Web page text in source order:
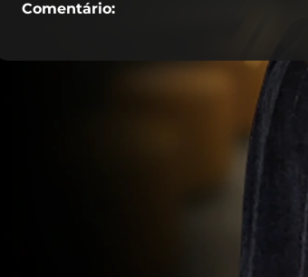
Comentário: